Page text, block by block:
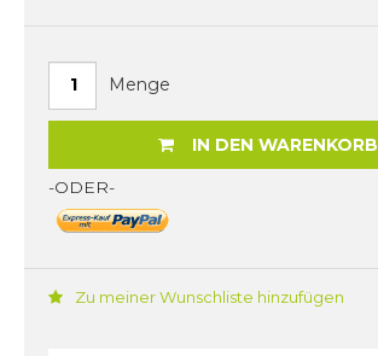
Menge
IN DEN WARENKORB
-ODER-
Zu meiner Wunschliste hinzufügen